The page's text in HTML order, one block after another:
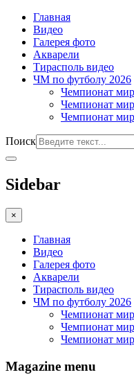
Главная
Видео
Галерея фото
Акварели
Тирасполь видео
ЧМ по футболу 2026
Чемпионат
Чемпионат
Чемпионат
Поиск
Sidebar
×
Главная
Видео
Галерея фото
Акварели
Тирасполь видео
ЧМ по футболу 2026
Чемпионат
Чемпионат
Чемпионат
Magazine menu